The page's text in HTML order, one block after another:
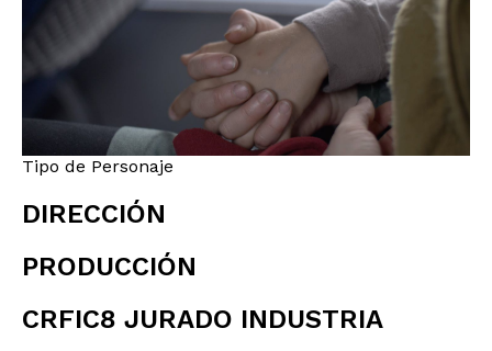
Tipo de Personaje
DIRECCIÓN
PRODUCCIÓN
CRFIC8 JURADO INDUSTRIA